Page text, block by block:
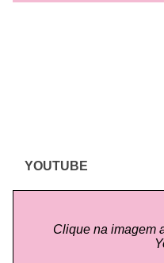
YOUTUBE
Clique na imagem